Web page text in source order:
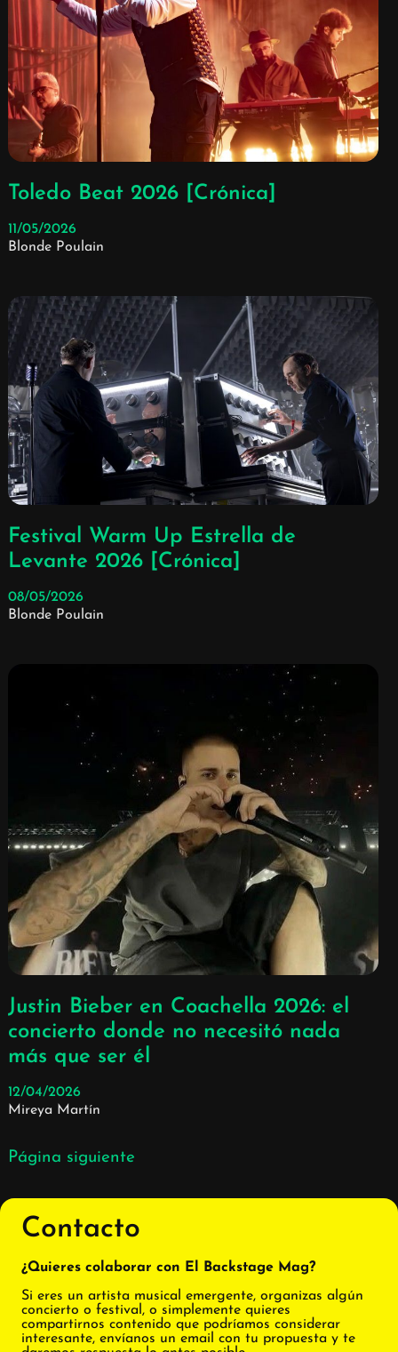
Toledo Beat 2026 [Crónica]
11/05/2026
Blonde Poulain
Festival Warm Up Estrella de
Levante 2026 [Crónica]
08/05/2026
Blonde Poulain
Justin Bieber en Coachella 2026: el
concierto donde no necesitó nada
más que ser él
12/04/2026
Mireya Martín
Página siguiente
Contacto
¿Quieres colaborar con El Backstage Mag?
Si eres un artista musical emergente, organizas algún
concierto o festival, o simplemente quieres
compartirnos contenido que podríamos considerar
interesante, envíanos un email con tu propuesta y te